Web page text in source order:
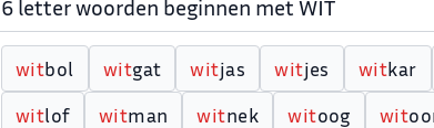
6 letter woorden beginnen met WIT
witbol witgat witjas witjes witkar
witlof witman witnek witoog wit